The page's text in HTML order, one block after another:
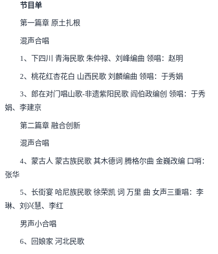
节目单
第一篇章 原土扎根
混声合唱
1、下四川 青海民歌 朱仲禄、刘峰编曲 领唱：赵明
2、桃花红杏花白 山西民歌 刘麟编曲 领唱：于秀娟
3、郎在对门唱山歌-非遗紫阳民歌 阎伯政编创 领唱：于秀
娟、李建京
第二篇章 融合创新
混声合唱
4、蒙古人 蒙古族民歌 其木德词 腾格尔曲 金巍改编 口哨：
张华
5、长街宴 哈尼族民歌 徐荣凯 词 万里 曲 女声三重唱：李
琳、刘兴慧、李红
男声小合唱
6、回娘家 河北民歌